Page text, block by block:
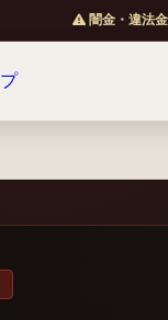
闇金・違法金